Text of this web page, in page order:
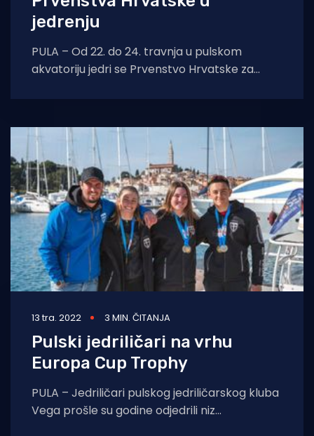
jedrenju
PULA – Od 22. do 24. travnja u pulskom
akvatoriju jedri se Prvenstvo Hrvatske za
13 tra. 2022 3 MIN. ČITANJA
Pulski jedriličari na vrhu
Europa Cup Trophy
PULA – Jedriličari pulskog jedriličarskog kluba
Vega prošle su godine odjedrili niz